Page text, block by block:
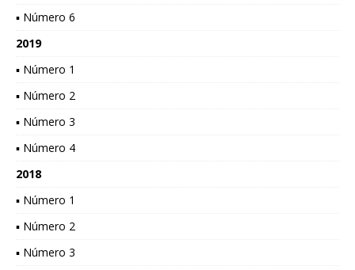
▪ Número 6
2019
▪ Número 1
▪ Número 2
▪ Número 3
▪ Número 4
2018
▪ Número 1
▪ Número 2
▪ Número 3